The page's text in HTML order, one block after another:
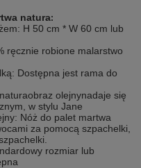
natura:
: H 50 cm * W 60 cm lub
ręcznie robione malarstwo
: Dostępna jest rama do
obraz olejnynadaje się
w stylu Jane
: Nóż do palet martwa
za pomocą szpachelki,
rozmiar lub